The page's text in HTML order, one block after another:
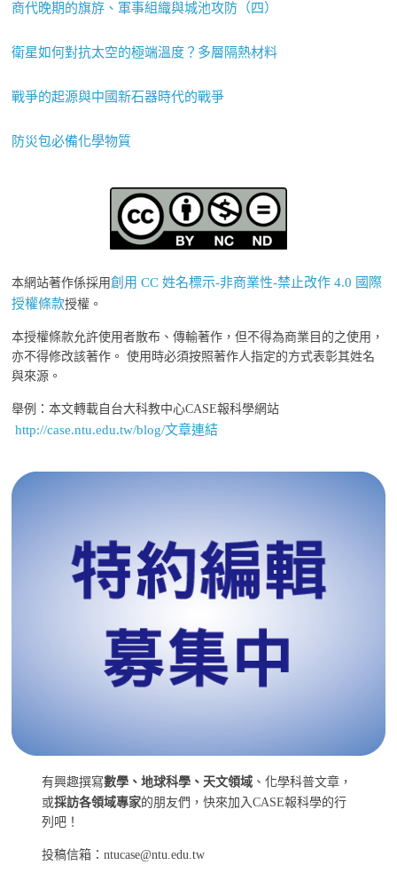
商代晚期的旗斿、軍事組織與城池攻防（四）
衛星如何對抗太空的極端溫度？多層隔熱材料
戰爭的起源與中國新石器時代的戰爭
防災包必備化學物質
本網站著作係採用創用 CC 姓名標示-非商業性-禁止改作 4.0 國際
授權條款授權。
本授權條款允許使用者散布、傳輸著作，但不得為商業目的之使用，
亦不得修改該著作。 使用時必須按照著作人指定的方式表彰其姓名
與來源。
舉例：本文轉載自台大科教中心CASE報科學網站
http://case.ntu.edu.tw/blog/文章連結
有興趣撰寫數學、地球科學、天文領域 、化學科普文章，
或採訪各領域專家的朋友們，快來加入CASE報科學的行
列吧！
投稿信箱：ntucase@ntu.edu.tw